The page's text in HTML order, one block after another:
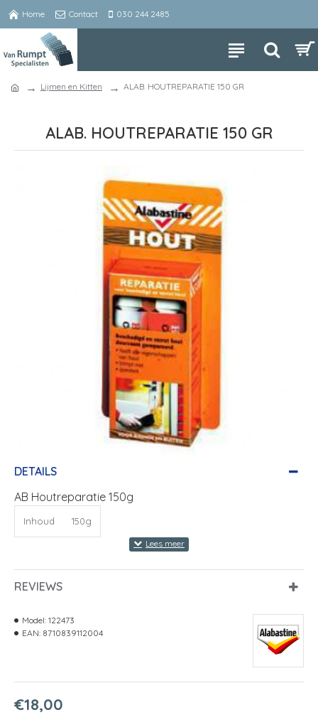
Home Contact 030 244 2485
Lijmen en Kitten ALAB. HOUTREPARATIE 150 GR
ALAB. HOUTREPARATIE 150 GR
DETAILS
AB Houtreparatie 150g
Inhoud 150g
REVIEWS
€18,00
Model: 122473
EAN: 8710839112004